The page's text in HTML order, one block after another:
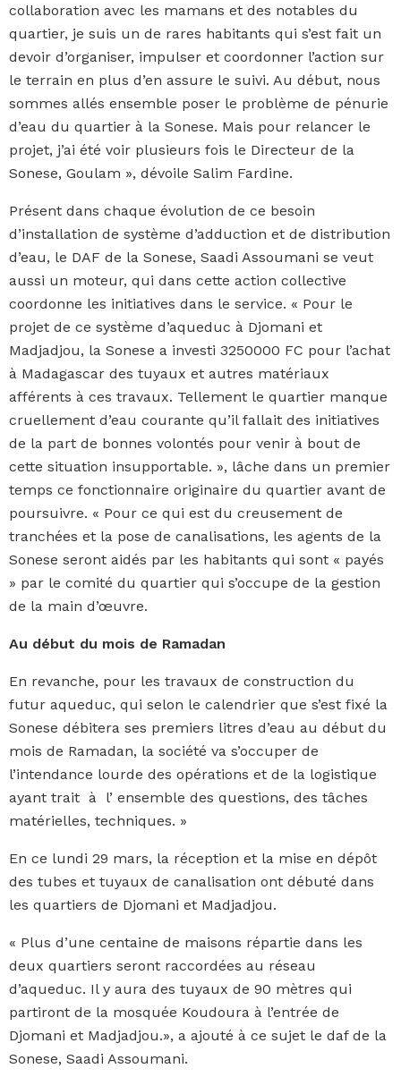
collaboration avec les mamans et des notables du
quartier, je suis un de rares habitants qui s’est fait un
devoir d’organiser, impulser et coordonner l’action sur
le terrain en plus d’en assure le suivi. Au début, nous
sommes allés ensemble poser le problème de pénurie
d’eau du quartier à la Sonese. Mais pour relancer le
projet, j’ai été voir plusieurs fois le Directeur de la
Sonese, Goulam », dévoile Salim Fardine.
Présent dans chaque évolution de ce besoin
d’installation de système d’adduction et de distribution
d’eau, le DAF de la Sonese, Saadi Assoumani se veut
aussi un moteur, qui dans cette action collective
coordonne les initiatives dans le service. « Pour le
projet de ce système d’aqueduc à Djomani et
Madjadjou, la Sonese a investi 3250000 FC pour l’achat
à Madagascar des tuyaux et autres matériaux
afférents à ces travaux. Tellement le quartier manque
cruellement d’eau courante qu’il fallait des initiatives
de la part de bonnes volontés pour venir à bout de
cette situation insupportable. », lâche dans un premier
temps ce fonctionnaire originaire du quartier avant de
poursuivre. « Pour ce qui est du creusement de
tranchées et la pose de canalisations, les agents de la
Sonese seront aidés par les habitants qui sont « payés
» par le comité du quartier qui s’occupe de la gestion
de la main d’œuvre.
Au début du mois de Ramadan
En revanche, pour les travaux de construction du
futur aqueduc, qui selon le calendrier que s’est fixé la
Sonese débitera ses premiers litres d’eau au début du
mois de Ramadan, la société va s’occuper de
l’intendance lourde des opérations et de la logistique
ayant trait à l’ ensemble des questions, des tâches
matérielles, techniques. »
En ce lundi 29 mars, la réception et la mise en dépôt
des tubes et tuyaux de canalisation ont débuté dans
les quartiers de Djomani et Madjadjou.
« Plus d’une centaine de maisons répartie dans les
deux quartiers seront raccordées au réseau
d’aqueduc. Il y aura des tuyaux de 90 mètres qui
partiront de la mosquée Koudoura à l’entrée de
Djomani et Madjadjou.», a ajouté à ce sujet le daf de la
Sonese, Saadi Assoumani.